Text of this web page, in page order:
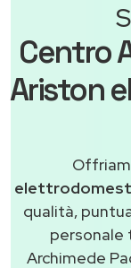
Centro
Ariston
qualità,
personale
Archimede